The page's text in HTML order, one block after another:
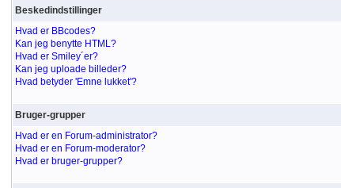
Beskedindstillinger
Hvad er BBcodes?
Kan jeg benytte HTML?
Hvad er Smiley´er?
Kan jeg uploade billeder?
Hvad betyder 'Emne lukket'?
Bruger-grupper
Hvad er en Forum-administrator?
Hvad er en Forum-moderator?
Hvad er bruger-grupper?